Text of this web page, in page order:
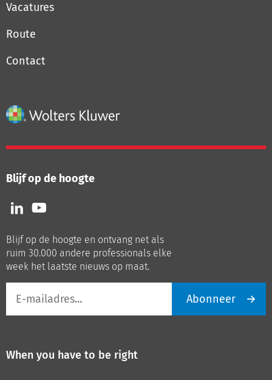
Vacatures
Route
Contact
Blijf op de hoogte
Volg
ons
LinkedIn
Volg
ons
Youtube
Blijf op de hoogte en ontvang net als
ruim 30.000 andere professionals elke
week het laatste nieuws op maat.
mailadres
Abonneer
When you have to be right